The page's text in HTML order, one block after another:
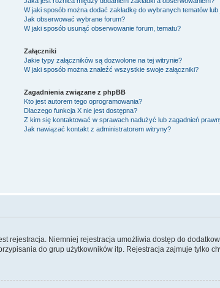
W jaki sposób można dodać zakładkę do wybranych tematów
Jak obserwować wybrane forum?
W jaki sposób usunąć obserwowanie forum, tematu?
Załączniki
Jakie typy załączników są dozwolone na tej witrynie?
W jaki sposób można znaleźć wszystkie swoje załączniki?
Zagadnienia związane z phpBB
Kto jest autorem tego oprogramowania?
Dlaczego funkcja X nie jest dostępna?
Z kim się kontaktować w sprawach nadużyć lub zagadnień
Jak nawiązać kontakt z administratorem witryny?
rejestracja. Niemniej rejestracja umożliwia dostęp do
do grup użytkowników itp. Rejestracja zajmuje tylko